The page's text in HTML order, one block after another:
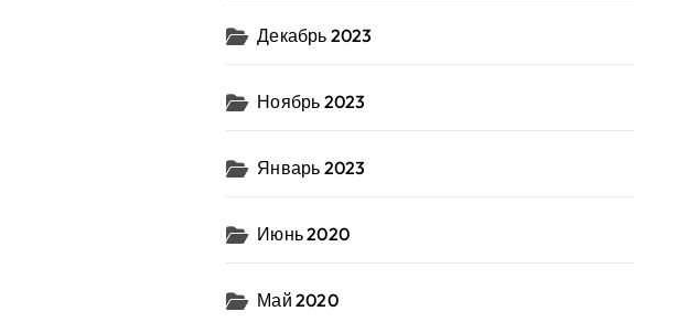
Декабрь 2023
Ноябрь 2023
Январь 2023
Июнь 2020
Май 2020